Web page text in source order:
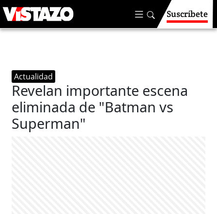
Suscríbete
Actualidad
Revelan importante escena
eliminada de "Batman vs
Superman"